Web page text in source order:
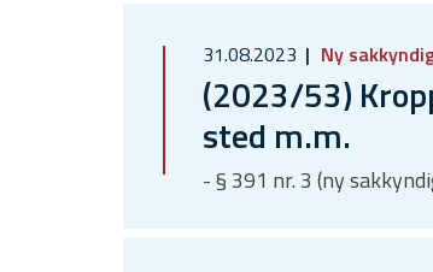
31.08.2023 Ny
(2023/53)
sted m.m.
- § 391 nr. 3 (ny